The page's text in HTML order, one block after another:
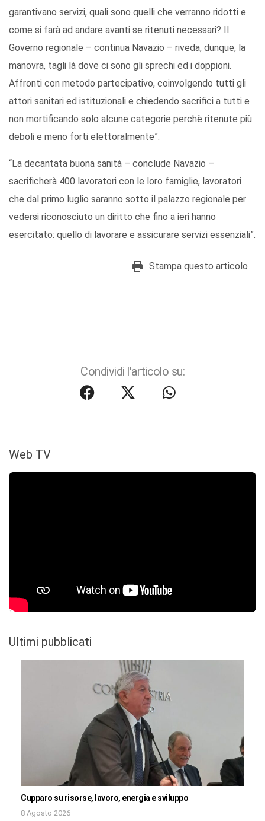
garantivano servizi, quali sono quelli che verranno ridotti e
come si farà ad andare avanti se ritenuti necessari? Il
Governo regionale – continua Navazio – riveda, dunque, la
manovra, tagli là dove ci sono gli sprechi ed i doppioni.
Affronti con metodo partecipativo, coinvolgendo tutti gli
attori sanitari ed istituzionali e chiedendo sacrifici a tutti e
non mortificando solo alcune categorie perchè ritenute più
deboli e meno forti elettoralmente”.
“La decantata buona sanità – conclude Navazio –
sacrificherà 400 lavoratori con le loro famiglie, lavoratori
che dal primo luglio saranno sotto il palazzo regionale per
vedersi riconosciuto un diritto che fino a ieri hanno
esercitato: quello di lavorare e assicurare servizi essenziali”.
Stampa questo articolo
Condividi l'articolo su:
Web TV
Ultimi pubblicati
Cupparo su risorse, lavoro, energia e sviluppo
8 Agosto 2026